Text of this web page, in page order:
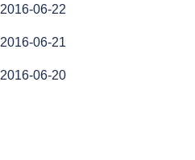
2016-06-22
2016-06-21
2016-06-20